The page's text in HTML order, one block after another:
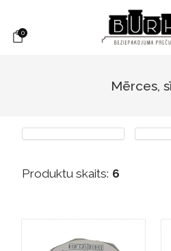
0
Mērces,
Produktu skaits: 6